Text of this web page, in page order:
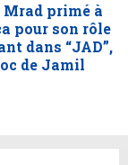
primé à
pour son rôle
dans “JAD”,
de Jamil